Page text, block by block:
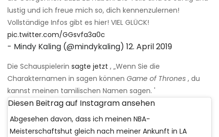
lustig und ich freue mich so, dich kennenzulernen!
Vollständige Infos gibt es hier! VIEL GLÜCK!
pic.twitter.com/GGsvfa3a0c
- Mindy Kaling (@mindykaling) 12. April 2019
Die Schauspielerin sagte jetzt , „Wenn Sie die
Charakternamen in sagen können Game of Thrones , du
kannst meinen tamilischen Namen sagen. '
Diesen Beitrag auf Instagram ansehen
Abgesehen davon, dass ich meinen NBA-
Meisterschaftshut gleich nach meiner Ankunft in LA